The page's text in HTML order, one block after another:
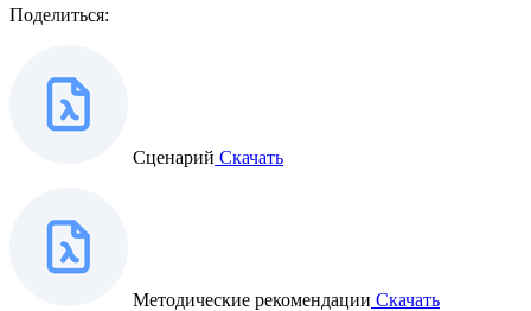
Поделиться:
Сценарий Скачать
Методические рекомендации Скачать